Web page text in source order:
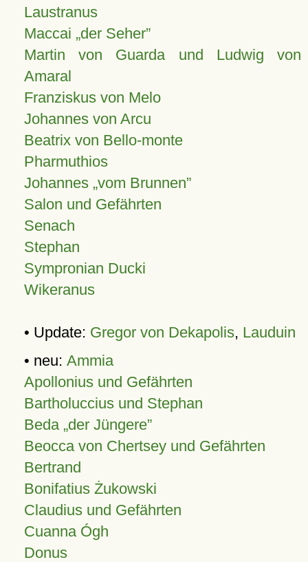
Laustranus
Maccai „der Seher”
Martin von Guarda und Ludwig von
Amaral
Franziskus von Melo
Johannes von Arcu
Beatrix von Bello-monte
Pharmuthios
Johannes vom Brunnen
Salon und Gefährten
Senach
Stephan
Sympronian Ducki
Wikeranus
• Update: Gregor von Dekapolis, Lauduin
• neu: Ammia
Apollonius und Gefährten
Bartholuccius und Stephan
Beda „der Jüngere”
Beocca von Chertsey und Gefährten
Bertrand
Bonifatius Żukowski
Claudius und Gefährten
Cuanna Ógh
Donus